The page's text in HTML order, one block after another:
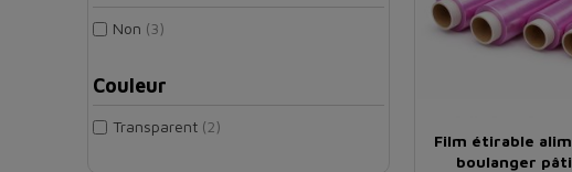
Non (3)
Couleur
Transparent (2)
Film étirable
boulanger